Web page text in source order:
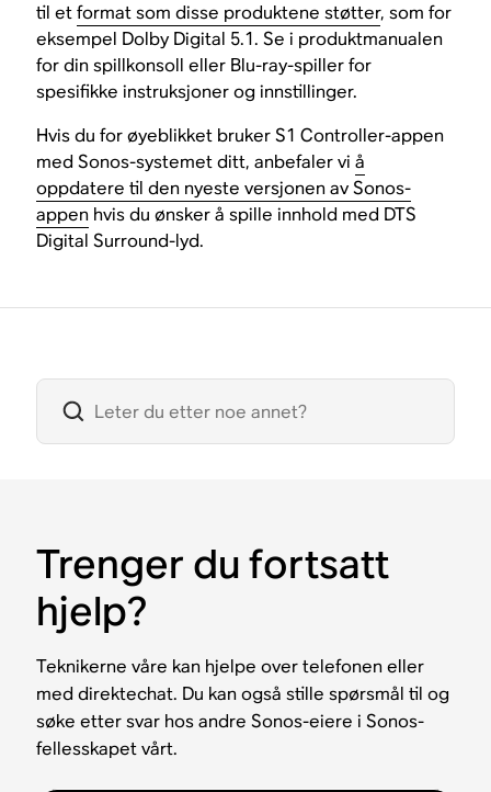
til etformat som disse produktene støtter, som for
eksempel Dolby Digital 5.1. Se i produktmanualen
for din spillkonsoll eller Blu-ray-spiller for
spesifikke instruksjoner og innstillinger.
Hvis du for øyeblikket bruker S1 Controller-appen
med Sonos-systemet ditt, anbefaler viå
oppdatere til den nyeste versjonen av Sonos-
appen hvis du ønsker å spille innhold med DTS
Digital Surround-lyd.
Trenger du fortsatt
hjelp?
Teknikerne våre kan hjelpe over telefonen eller
med direktechat. Du kan også stille spørsmål til og
søke etter svar hos andre Sonos-eiere i Sonos-
fellesskapet vårt.